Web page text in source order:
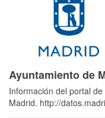
Ayuntamiento de
Información del portal
Madrid. http://